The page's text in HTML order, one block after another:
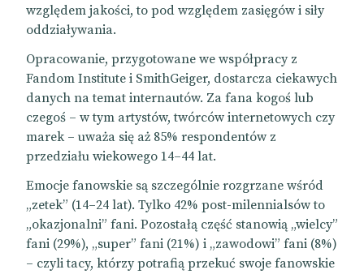
względem jakości, to pod względem zasięgów i siły
oddziaływania.
Opracowanie, przygotowane we współpracy z
Fandom Institute i SmithGeiger, dostarcza ciekawych
danych na temat internautów. Za fana kogoś lub
czegoś – w tym artystów, twórców internetowych czy
marek – uważa się aż 85% respondentów z
przedziału wiekowego 14–44 lat.
Emocje fanowskie są szczególnie rozgrzane wśród
„zetek” (14–24 lat). Tylko 42% post-milennialsów to
„okazjonalni” fani. Pozostałą część stanowią „wielcy”
fani (29%), „super” fani (21%) i „zawodowi” fani (8%)
– czyli tacy, którzy potrafią przekuć swoje fanowskie